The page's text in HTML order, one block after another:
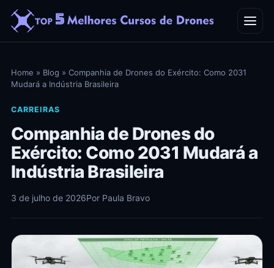
Contato
Home » Blog » Companhia de Drones do Exército: Como 2031
Mudará a Indústria Brasileira
CARREIRAS
Companhia de Drones do
Exército: Como 2031 Mudará a
Indústria Brasileira
3 de julho de 2026Por Paula Bravo